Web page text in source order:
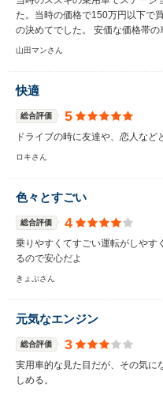
た。当時の価格で150万円以下で
の決めてでした。 安価な価格帯
山田マンさん
快適
総合評価 5
ドライブの時に友達や、恋人など
ロキさん
色々とすごい
総合評価 4
乗りやすくてすごい運転がしやす
るので安心だよ
きょぷさん
元気なエンジン
総合評価 3
実用車的な見た目だが、その気に
しめる。